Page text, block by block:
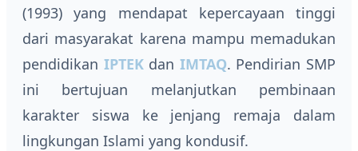
(1993) yang mendapat kepercayaan tinggi
dari masyarakat karena mampu memadukan
pendidikan IPTEKdan IMTAQ. Pendirian SMP
ini bertujuan melanjutkan pembinaan
karakter siswa ke jenjang remaja dalam
lingkungan Islami yang kondusif.